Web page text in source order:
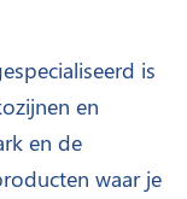
is
en
en de
waar je